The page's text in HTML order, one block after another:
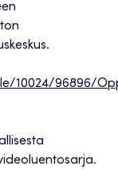
10024/96896/